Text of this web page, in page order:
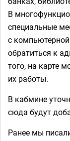
В
специальные
с
обратиться к
того, на карте
их работы.
В кабмине
сюда будут
Ранее мы